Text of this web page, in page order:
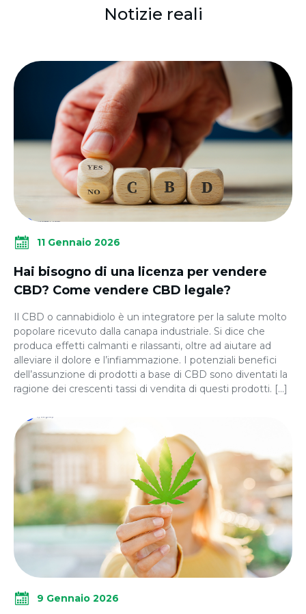
Notizie reali
11 Gennaio 2026
Hai bisogno di una licenza per vendere
CBD? Come vendere CBD legale?
Il CBD o cannabidiolo è un integratore per la salute molto
popolare ricevuto dalla canapa industriale. Si dice che
produca effetti calmanti e rilassanti, oltre ad aiutare ad
alleviare il dolore e l’infiammazione. I potenziali benefici
dell’assunzione di prodotti a base di CBD sono diventati la
ragione dei crescenti tassi di vendita di questi prodotti. […]
9 Gennaio 2026